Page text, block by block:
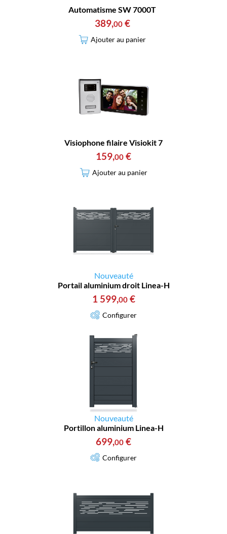
Automatisme SW 7000T
389,00 €
Ajouter au panier
Visiophone filaire Visiokit 7
159,00 €
Ajouter au panier
Nouveauté
Portail aluminium droit Linea-H
1 599,00 €
Configurer
Nouveauté
Portillon aluminium Linea-H
699,00 €
Configurer